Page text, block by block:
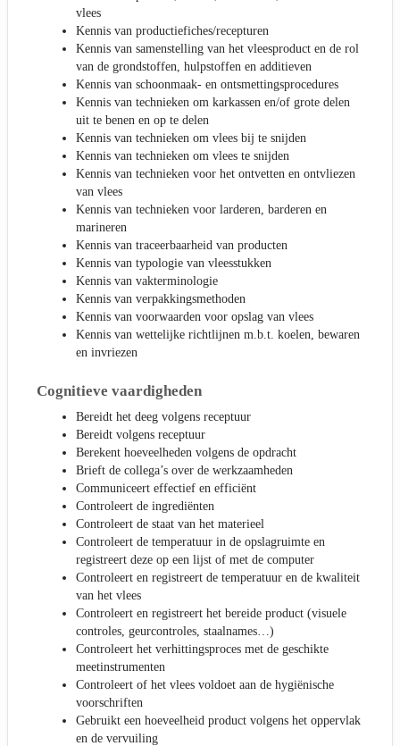
vlees
Kennis van productiefiches/recepturen
Kennis van samenstelling van het vleesproduct en de rol
van de grondstoffen, hulpstoffen en additieven
Kennis van schoonmaak- en ontsmettingsprocedures
Kennis van technieken om karkassen en/of grote delen
uit te benen en op te delen
Kennis van technieken om vlees bij te snijden
Kennis van technieken om vlees te snijden
Kennis van technieken voor het ontvetten en ontvliezen
van vlees
Kennis van technieken voor larderen, barderen en
marineren
Kennis van traceerbaarheid van producten
Kennis van typologie van vleesstukken
Kennis van vakterminologie
Kennis van verpakkingsmethoden
Kennis van voorwaarden voor opslag van vlees
Kennis van wettelijke richtlijnen m.b.t. koelen, bewaren
en invriezen
Cognitieve vaardigheden
Bereidt het deeg volgens receptuur
Bereidt volgens receptuur
Berekent hoeveelheden volgens de opdracht
Brieft de collega’s over de werkzaamheden
Communiceert effectief en efficiënt
Controleert de ingrediënten
Controleert de staat van het materieel
Controleert de temperatuur in de opslagruimte en
registreert deze op een lijst of met de computer
Controleert en registreert de temperatuur en de kwaliteit
van het vlees
Controleert en registreert het bereide product (visuele
controles, geurcontroles, staalnames…)
Controleert het verhittingsproces met de geschikte
meetinstrumenten
Controleert of het vlees voldoet aan de hygiënische
voorschriften
Gebruikt een hoeveelheid product volgens het oppervlak
en de vervuiling